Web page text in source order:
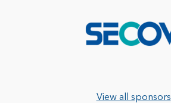
View all sponsors